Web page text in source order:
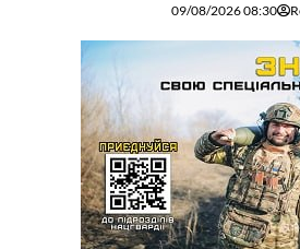
09/08/2026 08:30